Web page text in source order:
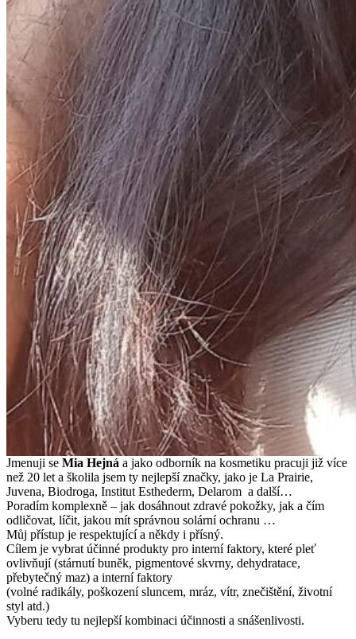
Jmenuji se Mia Hejná a jako odborník na kosmetiku pracuji již více
než 20 let a školila jsem ty nejlepší značky, jako je La Prairie,
Juvena, Biodroga, Institut Esthederm, Delarom a další…
Poradím komplexně – jak dosáhnout zdravé pokožky, jak a čím
odličovat, líčit, jakou mít správnou solární ochranu …
Můj přístup je respektující a někdy i přísný.
Cílem je vybrat účinné produkty pro interní faktory, které pleť
ovlivňují (stárnutí buněk, pigmentové skvrny, dehydratace,
přebytečný maz) a interní faktory
(volné radikály, poškození sluncem, mráz, vítr, znečištění, životní
styl atd.)
Vyberu tedy tu nejlepší kombinaci účinnosti a snášenlivosti.